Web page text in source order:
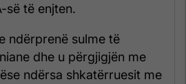
së të enjten.
ndërprenë sulme të
dhe u përgjigjën me
ndërsa shkatërruesit me